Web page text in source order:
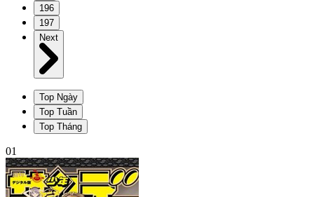
196
197
Next
Top Ngày
Top Tuần
Top Tháng
01